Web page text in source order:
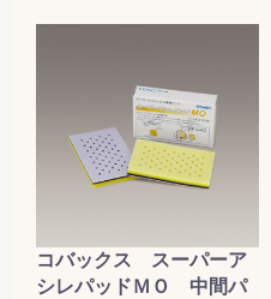
コバックス スーパーア
シレパッドＭＯ 中間パ